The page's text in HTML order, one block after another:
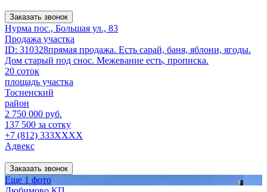
Заказать звонок
Нурма пос., Большая ул., 83
Продажа участка
ID: 310328прямая продажа. Есть сарай, баня, яблони, ягоды.
Дом старый под снос. Межевание есть, прописка.
20 соток
площадь участка
Тосненский
район
2 750 000 руб.
137 500 за сотку
+7 (812) 333XXXX
Адвекс
Заказать звонок
Еще 1 фото